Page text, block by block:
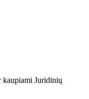
kaupiami Juridinių